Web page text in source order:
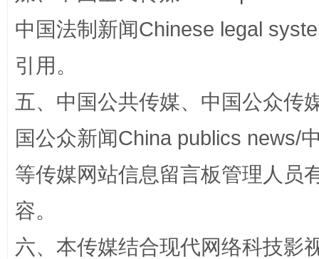
这是一记警钟！ 谢
中国法制新闻Chinese legal
引用。
五、中国公共传媒、中国公众传
国公众新闻China publics news/
等传媒网站信息留言板管理人员
容。
六、本传媒结合现代网络科技影